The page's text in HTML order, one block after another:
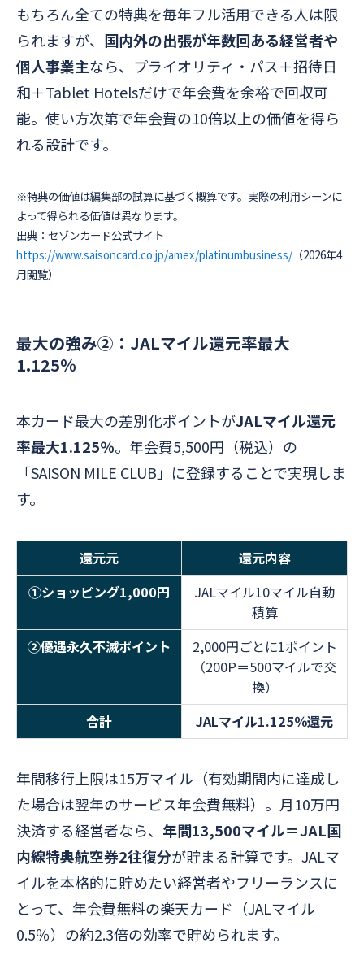
もちろん全ての特典を毎年フル活用できる人は限
られますが、 国内外の出張が年数回ある経営者や
個人事業主なら、プライオリティ・パス＋招待日
和＋Tablet Hotelsだけで年会費を余裕で回収可
能。使い方次第で年会費の10倍以上の価値を得ら
れる設計です。
※特典の価値は編集部の試算に基づく概算です。実際の利用シーンに
よって得られる価値は異なります。
出典：セゾンカード公式サイト
https://www.saisoncard.co.jp/amex/platinumbusiness/ （2026年4
月閲覧）
最大の強み②：JALマイル還元率最大
1.125％
本カード最大の差別化ポイントがJALマイル還元
率最大1.125％。年会費5,500円（税込）の
「SAISON MILE CLUB」に登録することで実現しま
す。
還元元
還元内容
①ショッピング1,000円
JALマイル10マイル自動
積算
②優遇永久不滅ポイント
2,000円ごとに1ポイント
（200P＝500マイルで交
換）
合計
JALマイル1.125％還元
年間移行上限は15万マイル（有効期間内に達成し
た場合は翌年のサービス年会費無料）。月10万円
決済する経営者なら、 年間13,500マイル＝JAL国
内線特典航空券2往復分が貯まる計算です。JALマ
イルを本格的に貯めたい経営者やフリーランスに
とって、年会費無料の楽天カード（JALマイル
0.5％）の約2.3倍の効率で貯められます。